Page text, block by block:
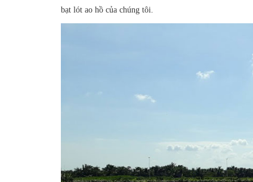
bạt lót ao hồ của chúng tôi.